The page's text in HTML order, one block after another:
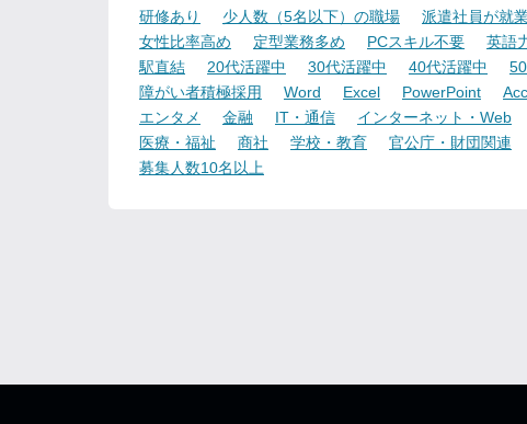
研修あり
少人数（5名以下）の職場 派遣社員が就
女性比率高め
定型業務多め PCスキル不要 英語
駅直結
20代活躍中 30代活躍中 40代活躍中
障がい者積極採用
Word Excel PowerPoint
エンタメ
金融 IT・通信 インターネット・Web
医療・福祉
商社 学校・教育 官公庁・財団関連
募集人数10名以上